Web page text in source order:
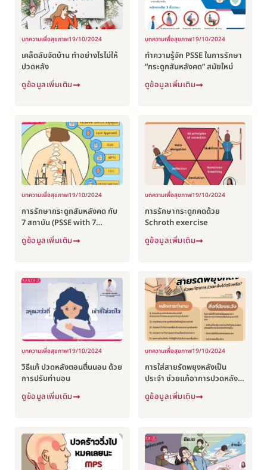
บทความเพื่อสุขภาพ19/10/2024
เคล็ดลับจัดบ้าน ทำอย่างไรไม่ให้
ปวดหลัง
ดูข้อมูลเพิ่มเติม
บทความเพื่อสุขภาพ19/10/2024
ทำความรู้จัก PSSE ในการรักษา
“กระดูกสันหลังคด” สมัยใหม่
ดูข้อมูลเพิ่มเติม
บทความเพื่อสุขภาพ19/10/2024
การรักษากระดูกสันหลังคด กับ
7 สถาบัน (PSSE with 7
majors school)
ดูข้อมูลเพิ่มเติม
บทความเพื่อสุขภาพ19/10/2024
การรักษากระดูกคดด้วย
Schroth exercise
ดูข้อมูลเพิ่มเติม
บทความเพื่อสุขภาพ19/10/2024
วิธีเเก้ ปวดหลังตอนตื่นนอน ด้วย
การปรับท่านอน
ดูข้อมูลเพิ่มเติม
บทความเพื่อสุขภาพ19/10/2024
การใส่สายรัดพยุงหลังเป็น
ประจำ ช่วยแก้อาการปวดหลังได้
จริงหรือ?
ดูข้อมูลเพิ่มเติม